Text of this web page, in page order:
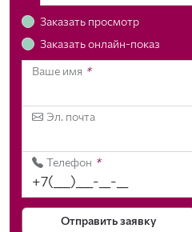
Заказать просмотр
Заказать онлайн-показ
Ваше имя *
Эл. почта
Телефон *
Отправить заявку